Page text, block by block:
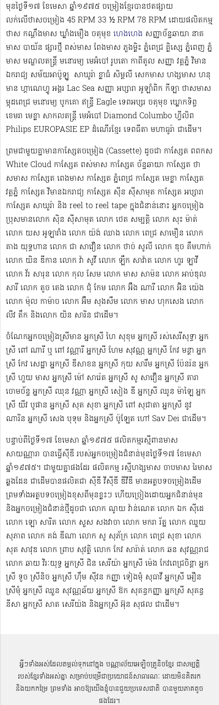
មុនថ្ងៃទី១៧ ខែមេសា ឆ្នាំ១៩៧៥ ចម្រៀងខ្មែរបានថតផ្សាយ
លក់លើថាសចម្រៀង 45 RPM 33 ½ RPM 78 RPM​ ដោយផលិតកម្ម
ថាស កណ្ដឹងមាស ឃ្លាំងមឿង ចតុមុខ ហេងហេង សញ្ញាច័ន្ទឆាយា នាគ
មាស បាយ័ន ផ្សារថ្មី ពស់មាស ពែងមាស ភួងម្លិះ ភ្នំពេជ្រ គ្លិស្សេ ភ្នំពេញ ភ្នំ
មាស មណ្ឌលតន្រ្តី មនោរម្យ មេអំបៅ រូបតោ កាពីតូល សញ្ញា វត្តភ្នំ វិមាន
ឯករាជ្យ សម័យអាប៉ូឡូ ​​​ សាឃូរ៉ា ខ្លាធំ សិម្ពលី សេកមាស ហង្សមាស ហនុ
មាន ហ្គាណេហ្វូ​ អង្គរ Lac Sea សញ្ញា អប្សារា អូឡាំពិក កីឡា ថាសមាស
ម្កុដពេជ្រ មនោរម្យ បូកគោ ឥន្ទ្រី Eagle ទេពអប្សរ ចតុមុខ ឃ្លោកទិព្វ
ខេមរា មេខ្លា សាកលតន្ត្រី មេអំបៅ Diamond Columbo ហ្វីលិព
Philips EUROPASIE EP ដំណើរខ្មែរ​ ទេពធីតា មហាធូរ៉ា ជាដើម​។
ព្រមជាមួយគ្នាមានកាសែ្សតចម្រៀង (Cassette) ដូចជា កាស្សែត ពពកស
White Cloud កាស្សែត ពស់មាស កាស្សែត ច័ន្ទឆាយា កាស្សែត ថា
សមាស កាស្សែត ពេងមាស កាស្សែត ភ្នំពេជ្រ កាស្សែត មេខ្លា កាស្សែត
វត្តភ្នំ កាស្សែត វិមានឯករាជ្យ កាស្សែត ស៊ីន ស៊ីសាមុត កាស្សែត អប្សារា
កាស្សែត សាឃូរ៉ា និង reel to reel tape ក្នុងជំនាន់នោះ អ្នកចម្រៀង
ប្រុសមាន​លោក ស៊ិន ស៊ីសាមុត លោក ​ថេត សម្បត្តិ លោក សុះ ម៉ាត់
លោក យស អូឡារាំង លោក យ៉ង់ ឈាង លោក ពេជ្រ សាមឿន លោក
គាង យុទ្ធហាន លោក ជា សាវឿន លោក ថាច់ សូលី លោក ឌុច គឹមហាក់
លោក យិន ឌីកាន លោក វ៉ា សូវី លោក ឡឹក សាវ៉ាត លោក ហួរ ឡាវី
លោក វ័រ សារុន​ លោក កុល សែម លោក មាស សាម៉ន លោក អាប់ឌុល
សារី លោក តូច តេង លោក ជុំ កែម លោក អ៊ឹង ណារី លោក អ៊ិន យ៉េង​​
លោក ម៉ុល កាម៉ាច លោក អ៊ឹម សុងសឺម ​លោក មាស ហុក​សេង លោក​ ​​
លីវ តឹក និងលោក យិន សារិន ជាដើម។
ចំណែកអ្នកចម្រៀងស្រីមាន អ្នកស្រី ហៃ សុខុម​ អ្នកស្រី រស់សេរី​សុទ្ធា អ្នក
ស្រី ពៅ ណារី ឬ ពៅ វណ្ណារី អ្នកស្រី ហែម សុវណ្ណ អ្នកស្រី កែវ មន្ថា អ្នក
ស្រី កែវ សេដ្ឋា អ្នកស្រី ឌី​សាខន អ្នកស្រី កុយ សារឹម អ្នកស្រី ប៉ែនរ៉ន អ្នក
ស្រី ហួយ មាស អ្នកស្រី ម៉ៅ សារ៉េត ​អ្នកស្រី សូ សាវឿន អ្នកស្រី តារា
ចោម​ច័ន្ទ អ្នកស្រី ឈុន វណ្ណា អ្នកស្រី សៀង ឌី អ្នកស្រី ឈូន ម៉ាឡៃ អ្នក
ស្រី យីវ​ បូផាន​ អ្នកស្រី​ សុត សុខា អ្នកស្រី ពៅ សុជាតា អ្នកស្រី នូវ
ណារិន អ្នកស្រី សេង បុទុម និងអ្នកស្រី ប៉ូឡែត ហៅ Sav Dei ជាដើម។
បន្ទាប់​ពីថ្ងៃទី១៧ ខែមេសា ឆ្នាំ១៩៧៥​ ផលិតកម្មរស្មីពានមាស
សាយណ្ណារា បានធ្វើស៊ីឌី ​របស់អ្នកចម្រៀងជំនាន់មុនថ្ងៃទី១៧ ខែមេសា
ឆ្នាំ១៩៧៥។ ជាមួយគ្នាផងដែរ ផលិតកម្ម រស្មីហង្សមាស ចាបមាស រៃមាស​
ឆ្លងដែន ជាដើមបានផលិតជា ស៊ីឌី វីស៊ីឌី ឌីវីឌី មានអត្ថបទចម្រៀងដើម
ព្រមទាំងអត្ថបទចម្រៀងខុសពីមុន​ខ្លះៗ ហើយច្រៀងដោយអ្នកជំនាន់មុន
និងអ្នកចម្រៀងជំនាន់​ថ្មីដូចជា លោក ណូយ វ៉ាន់ណេត លោក ឯក ស៊ីដេ​​
លោក ឡោ សារិត លោក​​ សួស សងវាចា​ លោក មករា រ័ត្ន លោក ឈួយ
សុភាព លោក គង់ ឌីណា លោក សូ សុភ័ក្រ លោក ពេជ្រ សុខា លោក
សុត​ សាវុឌ លោក ព្រាប សុវត្ថិ លោក កែវ សារ៉ាត់ លោក ឆន សុវណ្ណរាជ
លោក ឆាយ វិរៈយុទ្ធ អ្នកស្រី ជិន សេរីយ៉ា អ្នកស្រី ម៉េង កែវពេជ្រចិន្តា អ្នក
ស្រី ទូច ស្រីនិច អ្នកស្រី ហ៊ឹម ស៊ីវន កញ្ញា​ ទៀងមុំ សុធាវី​​​ អ្នកស្រី អឿន
ស្រីមុំ អ្នកស្រី ឈួន សុវណ្ណឆ័យ អ្នកស្រី ឱក សុគន្ធកញ្ញា អ្នកស្រី សុគន្ធ
នីសា អ្នកស្រី សាត សេរីយ៉ង​ និងអ្នកស្រី​ អ៊ុន សុផល ជាដើម។
អ្វីៗទាំងអស់ដែលតម្កល់ទុកនៅក្នុង បណ្ណាល័យអេឡិចត្រូនិចខ្មែរ ជាសម្បតិ្ត
របស់ខ្មែរទាំងអស់គ្នា សម្រាប់បម្រើជាប្រយោជន៍សាធារណៈ ដោយមិនគិតរក
និងយកកម្រៃ ព្រមទាំង អាចឱ្យយើងខ្ញុំបានជួយប្រទេសជាតិ បានមួយភាគតូច
ផងដែរ។